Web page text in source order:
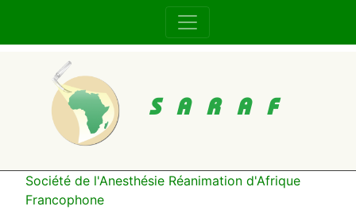
SARAF
Société de l'Anesthésie Réanimation d'Afrique
Francophone